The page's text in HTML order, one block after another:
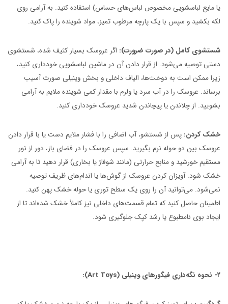
یا مایع لباسشویی مخصوص لباس‌های حساس) استفاده کنید. به آرامی روی
لکه بکشید و سپس با یک پارچه مرطوب تمیز، مواد شوینده را پاک کنید.
شستشوی کامل (در صورت ضرورت): اگر عروسک بسیار کثیف شده، شستشوی
دستی توصیه می‌شود. از قرار دادن آن در ماشین لباسشویی خودداری کنید،
زیرا ممکن است به دوخت‌ها، الیاف داخلی و بخش وینیلی صورت آسیب
برساند. عروسک را در آب سرد یا ولرم با مقدار کمی شوینده ملایم به آرامی
بشویید. از چلاندن یا پیچاندن شدید عروسک خودداری کنید.
خشک کردن: پس از شستشو، آب اضافی را با فشار ملایم دست یا با قرار دادن
عروسک بین دو حوله نرم بگیرید. سپس عروسک را در فضای باز، دور از نور
مستقیم خورشید و منابع حرارتی (مانند شوفاژ یا بخاری) قرار دهید تا به آرامی
خشک شود. آویزان کردن عروسک از گوش‌ها یا اندام‌های ظریف توصیه
نمی‌شود. می‌توانید آن را روی یک سطح توری یا حوله خشک پهن کنید.
اطمینان حاصل کنید که تمام قسمت‌های داخلی نیز کاملاً خشک شده‌اند تا از
ایجاد بوی نامطبوع یا رشد کپک جلوگیری شود.
۲- نحوه نگه‌داری فیگورهای وینیلی (Art Toys):